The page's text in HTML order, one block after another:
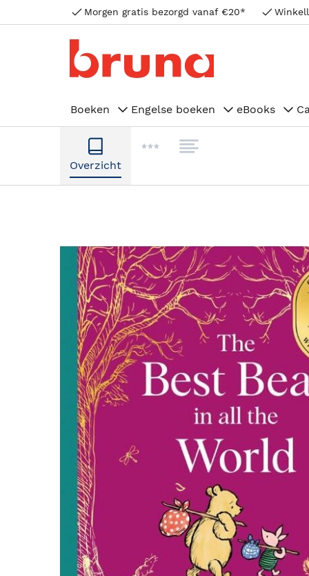
Morgen gratis bezorgd vanaf €20*
Boeken Engelse boeken eBooks
Overzicht